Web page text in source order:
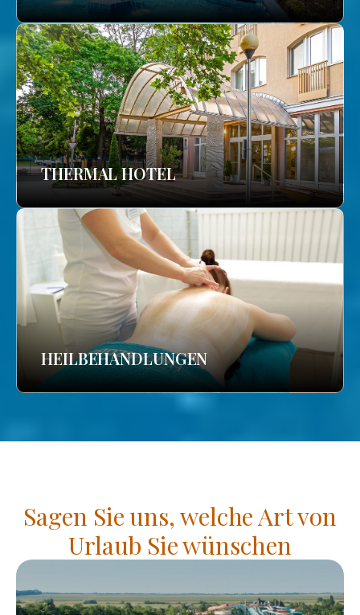
THERMAL HOTEL
HEILBEHANDLUNGEN
Sagen Sie uns, welche Art von
Urlaub Sie wünschen